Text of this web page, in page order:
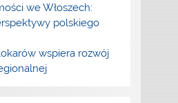
we Włoszech:
polskiego
wspiera rozwój